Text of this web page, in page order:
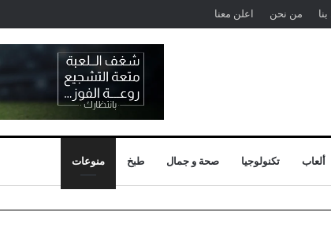
من نحن اعلن معنا
ألعاب تكنولوجيا صحة و جمال طبخ منوعات